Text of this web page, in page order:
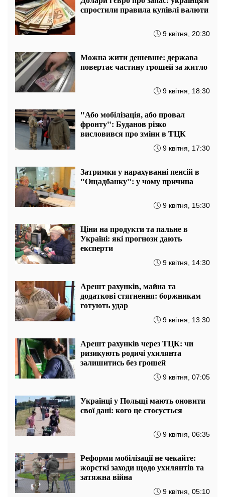
спростили правила купівлі валюти
9 квітня, 20:30
Можна жити дешевше: держава
повертає частину грошей за житло
9 квітня, 18:30
"Або мобілізація, або провал
фронту": Буданов різко
висловився про зміни в ТЦК
9 квітня, 17:30
Затримки у нарахуванні пенсій в
"Ощадбанку": у чому причина
9 квітня, 15:30
Ціни на продукти та пальне в
Україні: які прогнози дають
експерти
9 квітня, 14:30
Арешт рахунків, майна та
додаткові стягнення: боржникам
готують удар
9 квітня, 13:30
Арешт рахунків через ТЦК: чи
ризикують родичі ухилянта
залишитись без грошей
9 квітня, 07:05
Українці у Польщі мають оновити
свої дані: кого це стосується
9 квітня, 06:35
Реформи мобілізації не чекайте:
жорсткі заходи щодо ухилянтів та
затяжна війна
9 квітня, 05:10